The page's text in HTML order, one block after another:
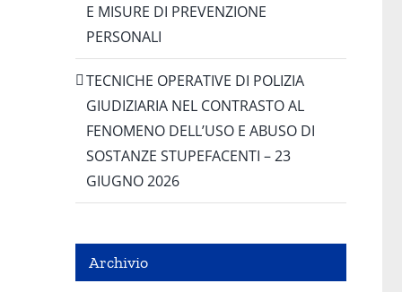
E MISURE DI PREVENZIONE
PERSONALI
TECNICHE OPERATIVE DI POLIZIA
GIUDIZIARIA NEL CONTRASTO AL
FENOMENO DELL’USO E ABUSO DI
SOSTANZE STUPEFACENTI – 23
GIUGNO 2026
Archivio